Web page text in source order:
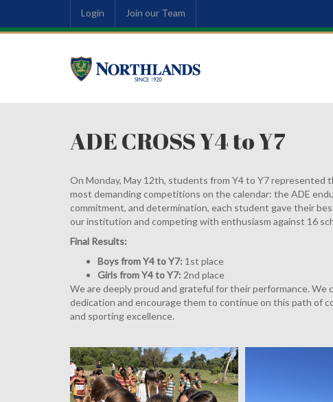
Login Join our Team
ADE CROSS Y4 to Y7
On Monday, May 12th, students from Y4 to Y7 represented
most demanding competitions on the calendar: the ADE
commitment, and determination, each student gave their
our institution and competing with enthusiasm against 16
Final Results:
Boys from Y4 to Y7: 1st place
Girls from Y4 to Y7: 2nd place
We are deeply proud and grateful for their performance.
dedication and encourage them to continue on this path of
and sporting excellence.